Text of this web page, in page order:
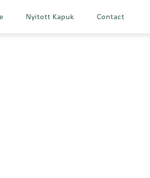
Nyitott Kapuk Contact